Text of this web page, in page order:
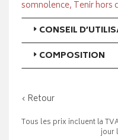
somnolence, Tenir hors
CONSEIL
COMPOSITION
‹ Retour
Tous les prix incluent la
jour